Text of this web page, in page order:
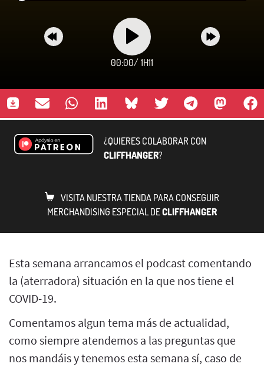
00:00/ 1H11
¿QUIERES COLABORAR CON
CLIFFHANGER?
VISITA NUESTRA TIENDA PARA CONSEGUIR
MERCHANDISING ESPECIAL DECLIFFHANGER
Esta semana arrancamos el podcast comentando
la (aterradora) situación en la que nos tiene el
COVID-19.
Comentamos algun tema más de actualidad,
como siempre atendemos a las preguntas que
nos mandáis y tenemos esta semana sí, caso de